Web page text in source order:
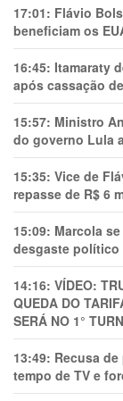
17:01: Flávio
beneficiam os
16:45: Itamaraty
após cassação
15:57: Ministro
do governo Lula
15:35: Vice de
repasse de R$ 6
15:09: Marcola
desgaste político
14:16: VÍDEO:
QUEDA DO
SERÁ NO 1°
13:49: Recusa
tempo de TV e